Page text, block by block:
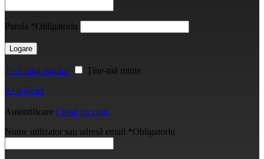
Parola *Obligatoriu
Logare
Ți-ai uitat parola?
Ține-mă minte
0 / 0,00 lei
Autentificare Creați un cont
Nume utilizator sau adresă email *Obligatoriu